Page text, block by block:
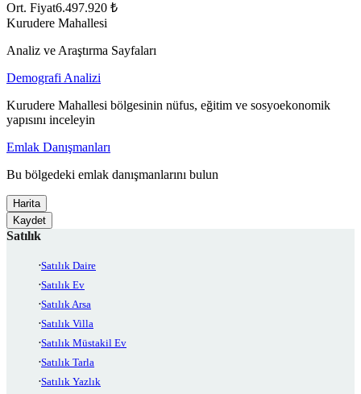
Ort. Fiyat6.497.920 ₺
Kurudere Mahallesi
Analiz ve Araştırma Sayfaları
Demografi Analizi
Kurudere Mahallesi bölgesinin nüfus, eğitim ve sosyoekonomik
yapısını inceleyin
Emlak Danışmanları
Bu bölgedeki emlak danışmanlarını bulun
Harita
Kaydet
Satılık
Satılık Daire
Satılık Ev
Satılık Arsa
Satılık Villa
Satılık Müstakil Ev
Satılık Tarla
Satılık Yazlık